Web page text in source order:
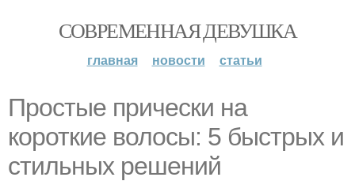
СОВРЕМЕННАЯ ДЕВУШКА
главная новости статьи
Простые прически на
короткие волосы: 5 быстрых и
стильных решений